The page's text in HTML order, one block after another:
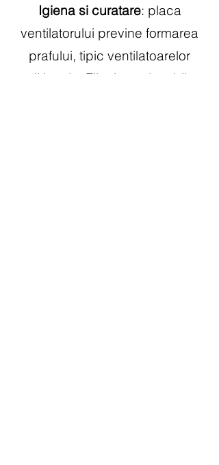
Igiena si curatare: placa
ventilatorului previne formarea
prafului, tipic ventilatoarelor
tradiționale. Filtrul este lavabil cu